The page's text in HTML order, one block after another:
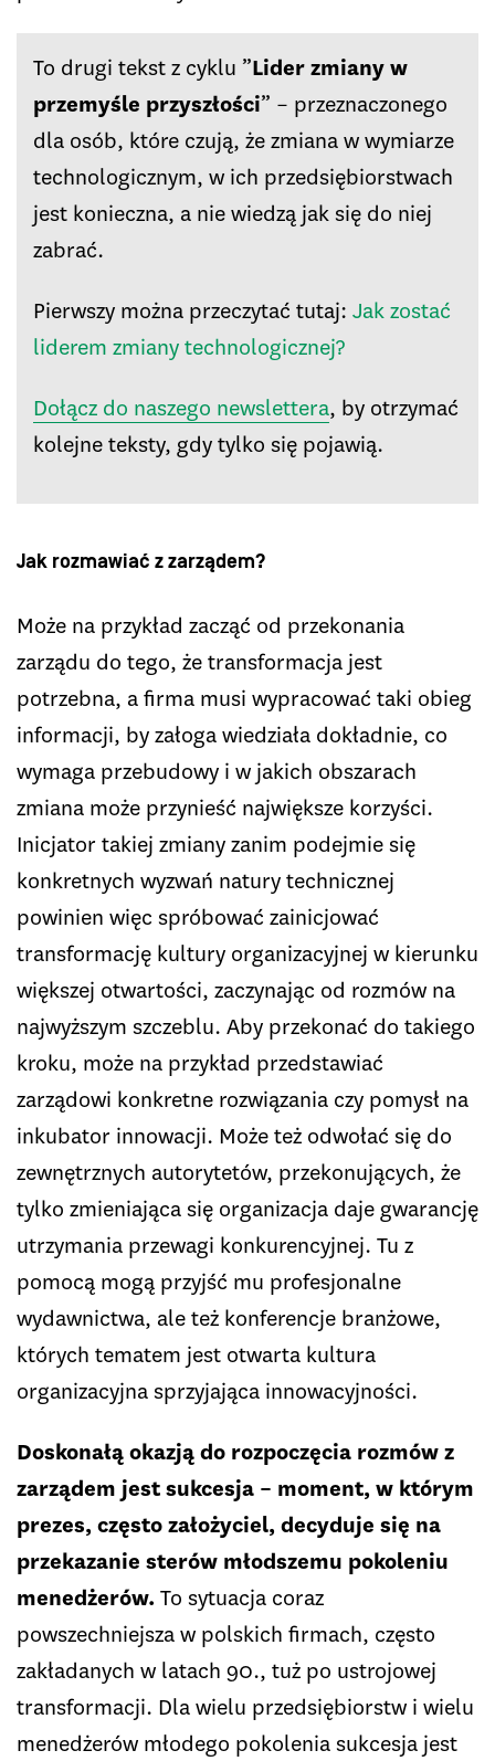
To drugi tekst z cyklu ”Lider zmiany w
przemyśle przyszłości” – przeznaczonego
dla osób, które czują, że zmiana w wymiarze
technologicznym, w ich przedsiębiorstwach
jest konieczna, a nie wiedzą jak się do niej
zabrać.
Pierwszy można przeczytać tutaj: Jak zostać
liderem zmiany technologicznej?
Dołącz do naszego newslettera, by otrzymać
kolejne teksty, gdy tylko się pojawią.
Jak rozmawiać z zarządem?
Może na przykład zacząć od przekonania
zarządu do tego, że transformacja jest
potrzebna, a firma musi wypracować taki obieg
informacji, by załoga wiedziała dokładnie, co
wymaga przebudowy i w jakich obszarach
zmiana może przynieść największe korzyści.
Inicjator takiej zmiany zanim podejmie się
konkretnych wyzwań natury technicznej
powinien więc spróbować zainicjować
transformację kultury organizacyjnej w kierunku
większej otwartości, zaczynając od rozmów na
najwyższym szczeblu. Aby przekonać do takiego
kroku, może na przykład przedstawiać
zarządowi konkretne rozwiązania czy pomysł na
inkubator innowacji. Może też odwołać się do
zewnętrznych autorytetów, przekonujących, że
tylko zmieniająca się organizacja daje gwarancję
utrzymania przewagi konkurencyjnej. Tu z
pomocą mogą przyjść mu profesjonalne
wydawnictwa, ale też konferencje branżowe,
których tematem jest otwarta kultura
organizacyjna sprzyjająca innowacyjności.
Doskonałą okazją do rozpoczęcia rozmów z
zarządem jest sukcesja – moment, w którym
prezes, często założyciel, decyduje się na
przekazanie sterów młodszemu pokoleniu
menedżerów. To sytuacja coraz
powszechniejsza w polskich firmach, często
zakładanych w latach 90., tuż po ustrojowej
transformacji. Dla wielu przedsiębiorstw i wielu
menedżerów młodego pokolenia sukcesja jest